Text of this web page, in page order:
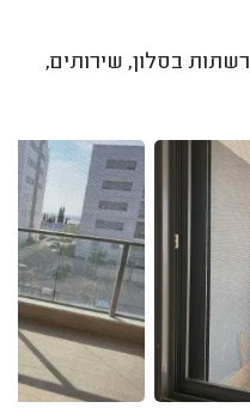
אספקת והתקנת 9 רשתות בסלון, שירותים,